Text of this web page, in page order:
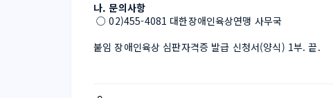
나. 문의사항
○ 02)455-4081 대한장애인육상연맹 사무국
붙임 장애인육상 심판자격증 발급 신청서(양식) 1부. 끝.